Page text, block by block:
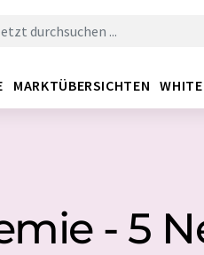
MARKTÜBERSICHTEN WHITE
- 5